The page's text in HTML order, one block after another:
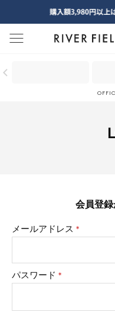
menu
会員登
メールアドレス
(必
パスワード
(必